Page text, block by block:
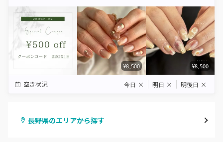
¥8,500 ¥8,500
空き状況 今日 × 明日 × 明後日 ×
長野県のエリアから探す